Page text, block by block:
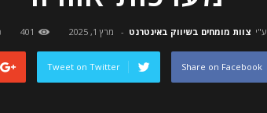
ע"י צוות מומחים בשיווק באינטרנט - מרץ 1, 2025 401
Share on Facebook
Tweet on Twitter